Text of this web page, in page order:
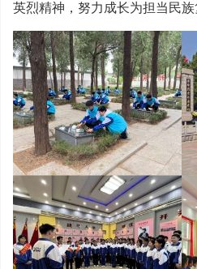
英烈精神，努力成长为担当民族